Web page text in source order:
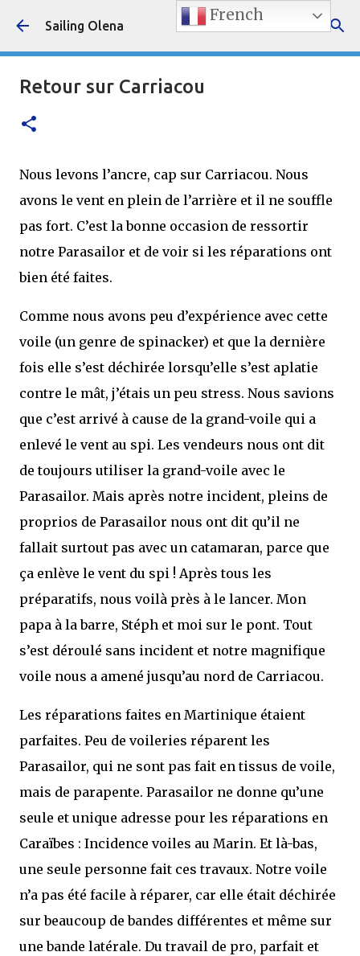
Accéder au contenu principal
Sailing Olena
Retour sur Carriacou
Nous levons l’ancre, cap sur Carriacou. Nous
avons le vent en plein de l’arrière et il ne souffle
pas fort. C’est la bonne occasion de ressortir
notre Parasailor et de voir si les réparations ont
bien été faites.
Comme nous avons peu d’expérience avec cette
voile (un genre de spinacker) et que la dernière
fois elle s’est déchirée lorsqu’elle s’est aplatie
contre le mât, j’étais un peu stress. Nous savions
que c’est arrivé à cause de la grand-voile qui a
enlevé le vent au spi. Les vendeurs nous ont dit
de toujours utiliser la grand-voile avec le
Parasailor. Mais après notre incident, pleins de
proprios de Parasailor nous ont dit qu’il ne
fallait surtout pas avec un catamaran, parce que
ça enlève le vent du spi ! Après tous les
préparatifs, nous voilà près à le lancer. Mon
papa à la barre, Stéph et moi sur le pont. Tout
s’est déroulé sans incident et notre magnifique
voile nous a amené jusqu’au nord de Carriacou.
Les réparations faites en Martinique étaient
parfaites. Peu de voileries réparent les
Parasailor, qui ne sont pas fait en tissus de voile,
mais de parapente. Parasailor ne donne qu’une
seule et unique adresse pour les réparations en
Caraïbes : Incidence voiles au Marin. Et là-bas,
une seule personne fait ces travaux. Notre voile
n’a pas été facile à réparer, car elle était déchirée
sur beaucoup de bandes différentes et même sur
une bande latérale. Du travail de pro, parfait et
French